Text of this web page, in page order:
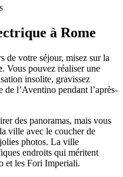
à Rome
de votre séjour, misez sur la
. Vous pouvez réaliser une
insolite, gravissez
l’Aventino pendant l’après-
des panoramas, mais vous
ville avec le coucher de
photos. La ville
endroits qui méritent
et les Fori Imperiali.